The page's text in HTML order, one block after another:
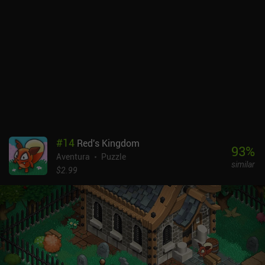
visitar, incluida la de nuestro molesto vecino. The Quiet Collection
es un juego premium de 6,99 $. Sus juegos también se pueden
comprar por separado y cada uno tiene una versión demo. A pesar
de parecer un poco caro, el juego está hecho con cariño y ofrece un
gran entretenimiento a los aficionados a las aventuras ligeras de
puzles.
#14 Red's Kingdom
Aventura
Puzzle
$2.99
93%
similar